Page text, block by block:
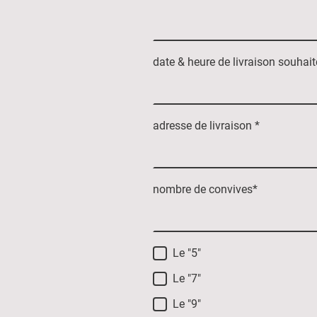
date & heure de livraison
adresse de livraison *
nombre de convives*
Le "5"
Le "7"
Le "9"